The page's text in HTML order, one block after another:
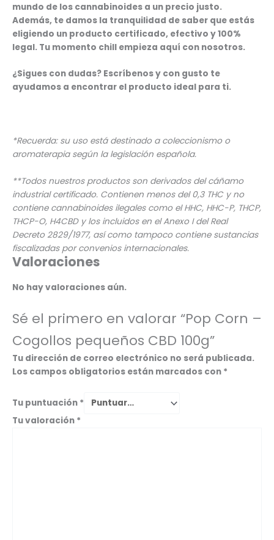
mundo de los cannabinoides a un precio justo.
Además, te damos la tranquilidad de saber que estás
eligiendo un producto certificado, efectivo y 100%
legal. Tu momento chill empieza aquí con nosotros.
¿Sigues con dudas? Escríbenos y con gusto te
ayudamos a encontrar el producto ideal para ti.
*Recuerda: su uso está destinado a coleccionismo o
aromaterapia según la legislación española.
**Todos nuestros productos son derivados del cáñamo
industrial certificado. Contienen menos del 0,3 THC y no
contiene cannabinoides ilegales como el HHC, HHC-P, THCP,
THCP-O, H4CBD y los incluidos en el Anexo I del Real
Decreto 2829/1977, así como tampoco contiene sustancias
fiscalizadas por convenios internacionales.
Valoraciones
No hay valoraciones aún.
Sé el primero en valorar “Pop Corn –
Cogollos pequeños CBD 100g”
Tu dirección de correo electrónico no será publicada.
Los campos obligatorios están marcados con *
Tu puntuación *
Tu valoración *